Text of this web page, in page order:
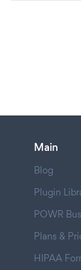
Main
Blog
Plugin
POWR
Plans &
HIPAA